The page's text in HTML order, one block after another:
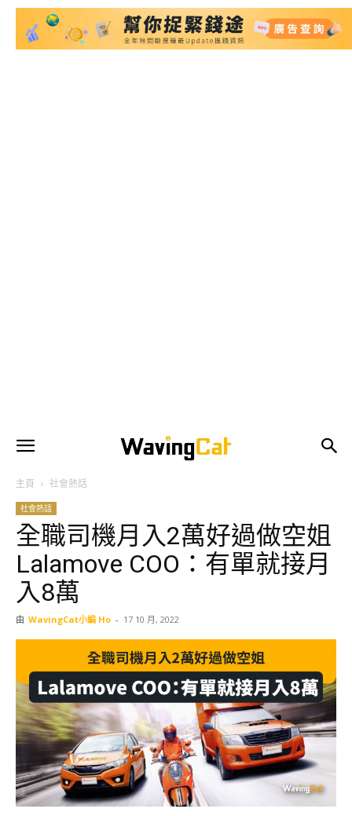
主頁 社會熱話
社會熱話
全職司機月入2萬好過做空姐
Lalamove COO：有單就接月
入8萬
由 WavingCat小編 Ho - 17 10 月, 2022